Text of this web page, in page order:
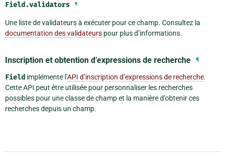
Field.validators ¶
Une liste de validateurs à exécuter pour ce champ. Consultez la
documentation des validateurs pour plus d’informations.
Inscription et obtention d’expressions de recherche ¶
Field implémente l’API d’inscription d’expressions de recherche.
Cette API peut être utilisée pour personnaliser les recherches
possibles pour une classe de champ et la manière d’obtenir ces
recherches depuis un champ.